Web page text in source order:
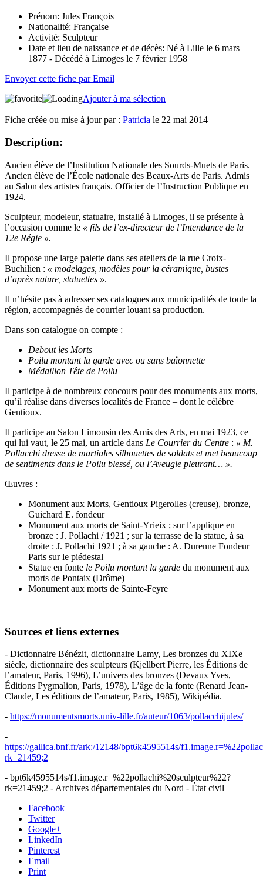
Prénom: Jules François
Nationalité: Française
Activité: Sculpteur
Date et lieu de naissance et de décès: Né à Lille le 6 mars
1877 - Décédé à Limoges le 7 février 1958
Envoyer cette fiche par Email
Ajouter à ma sélection
Fiche créée ou mise à jour par : Patricia le 22 mai 2014
Description:
Ancien élève de l’Institution Nationale des Sourds-Muets de Paris.
Ancien élève de l’École nationale des Beaux-Arts de Paris. Admis
au Salon des artistes français. Officier de l’Instruction Publique en
1924.
Sculpteur, modeleur, statuaire, installé à Limoges, il se présente à
l’occasion comme le « fils de l’ex-directeur de l’Intendance de la
12e Régie ».
Il propose une large palette dans ses ateliers de la rue Croix-
Buchilien : « modelages, modèles pour la céramique, bustes
d’après nature, statuettes ».
Il n’hésite pas à adresser ses catalogues aux municipalités de toute la
région, accompagnés de courrier louant sa production.
Dans son catalogue on compte :
Debout les Morts
Poilu montant la garde avec ou sans baïonnette
Médaillon Tête de Poilu
Il participe à de nombreux concours pour des monuments aux morts,
qu’il réalise dans diverses localités de France – dont le célèbre
Gentioux.
Il participe au Salon Limousin des Amis des Arts, en mai 1923, ce
qui lui vaut, le 25 mai, un article dans Le Courrier du Centre : « M.
Pollacchi dresse de martiales silhouettes de soldats et met beaucoup
de sentiments dans le Poilu blessé, ou l’Aveugle pleurant… ».
Œuvres :
Monument aux Morts, Gentioux Pigerolles (creuse), bronze,
Guichard E. fondeur
Monument aux morts de Saint-Yrieix ; sur l’applique en
bronze : J. Pollachi / 1921 ; sur la terrasse de la statue, à sa
droite : J. Pollachi 1921 ; à sa gauche : A. Durenne Fondeur
Paris sur le piédestal
Statue en fonte le Poilu montant la garde du monument aux
morts de Pontaix (Drôme)
Monument aux morts de Sainte-Feyre
Sources et liens externes
- Dictionnaire Bénézit, dictionnaire Lamy, Les bronzes du XIXe
siècle, dictionnaire des sculpteurs (Kjellbert Pierre, les Éditions de
l’amateur, Paris, 1996), L’univers des bronzes (Devaux Yves,
Éditions Pygmalion, Paris, 1978), L’âge de la fonte (Renard Jean-
Claude, Les éditions de l’amateur, Paris, 1985), Wikipédia.
- https://monumentsmorts.univ-lille.fr/auteur/1063/pollacchijules/
-
https://gallica.bnf.fr/ark:/12148/bpt6k4595514s/
rk=21459;2
- bpt6k4595514s/f1.image.r=%22pollachi%20sculpteur%22?
rk=21459;2 - Archives départementales du Nord - État civil
Facebook
Twitter
Google+
LinkedIn
Pinterest
Email
Print